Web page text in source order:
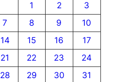
1
2
3
7 8 9
10
14 15 16
17
21 22 23
24
28 29 30
31